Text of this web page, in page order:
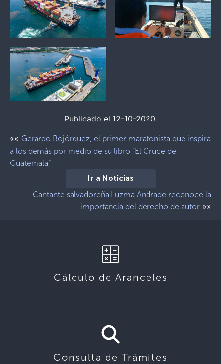
Publicado el 12-10-2020.
«« Gerardo Bojórquez, el primer maratonista que inspira
a los demás por medio de su libro “El Cruce de
Guatemala”
Ir a Noticias
Cantante salvadoreña Luzma Andrade reconoce la
importancia del derecho de autor »»
Cálculo de Aranceles
Consulta de Trámites